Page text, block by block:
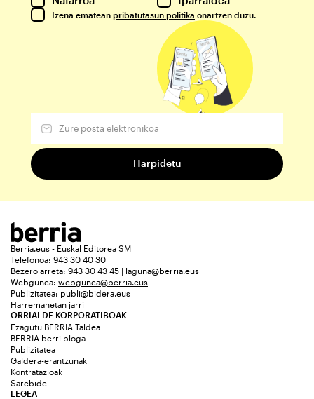
Izena ematean pribatutasun politika onartzen duzu.
Berria.eus - Euskal Editorea SM
Telefonoa: 943 30 40 30
Bezero arreta: 943 30 43 45 | laguna@berria.eus
Webgunea: webgunea@berria.eus
Publizitatea: publi@bidera.eus
Harremanetan jarri
ORRIALDE KORPORATIBOAK
Ezagutu BERRIA Taldea
BERRIA berri bloga
Publizitatea
Galdera-erantzunak
Kontratazioak
Sarebide
LEGEA